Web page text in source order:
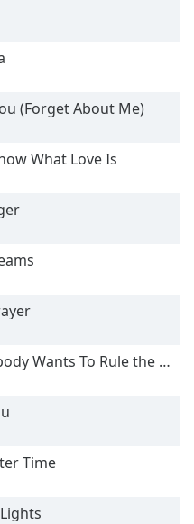
(Forget About Me)
What Love Is
Wants To Rule the World
Time